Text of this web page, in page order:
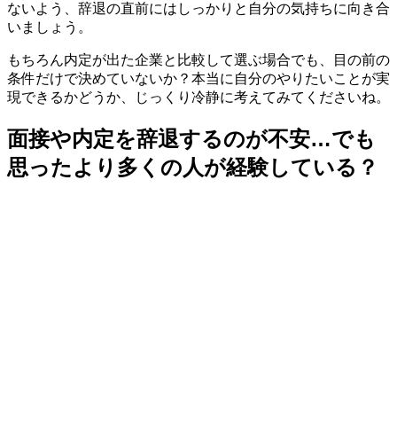
ないよう、辞退の直前にはしっかりと自分の気持ちに向き合
いましょう。
もちろん内定が出た企業と比較して選ぶ場合でも、目の前の
条件だけで決めていないか？本当に自分のやりたいことが実
現できるかどうか、じっくり冷静に考えてみてくださいね。
面接や内定を辞退するのが不安…でも
思ったより多くの人が経験している？